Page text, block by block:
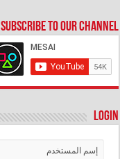
Subscribe to our Channel
Login